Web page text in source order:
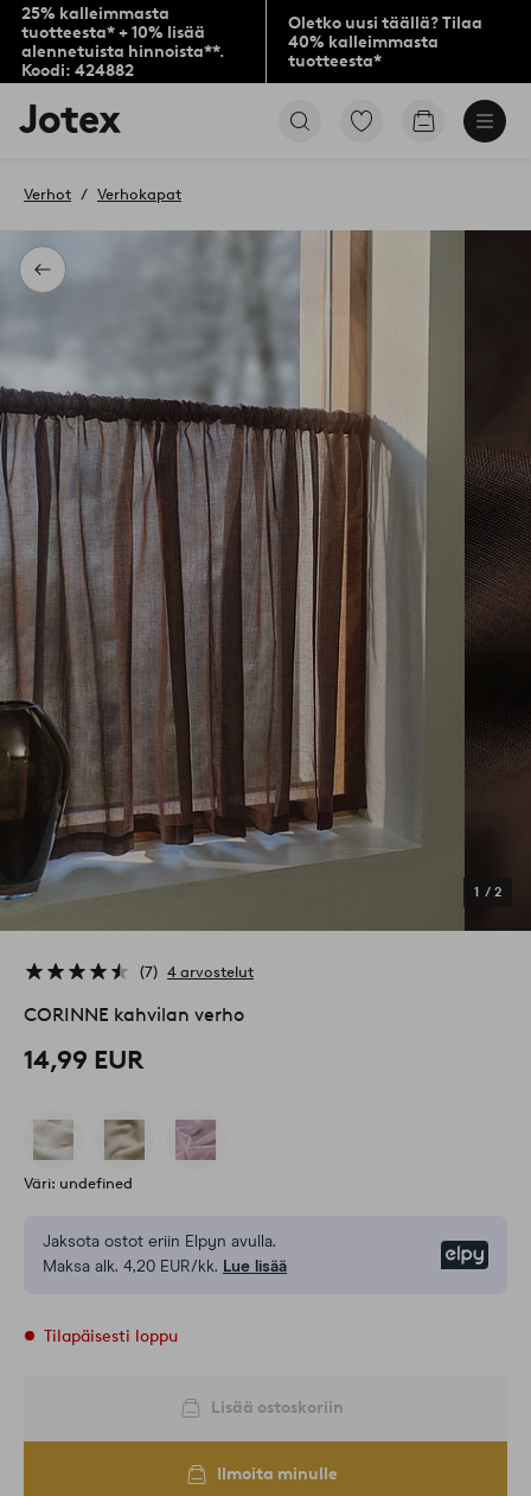
25% kalleimmasta
tuotteesta* + 10% lisää
alennetuista hinnoista**.
Koodi: 424882
Oletko uusi täällä? Tilaa
40% kalleimmasta
tuotteesta*
Jotex-
logo
aloitussivulle
Siirry
Siirry
Takaisin
Verhot Verhokapat
1 / 2
7 4 arvostelut
CORINNE kahvilan verho
14,99 EUR
Väri: undefined
Jaksota ostot eriin Elpyn avulla.
Maksa alk. 4,20 EUR/kk. Lue lisää
Tilapäisesti loppu
Lisää ostoskoriin
Ilmoita minulle